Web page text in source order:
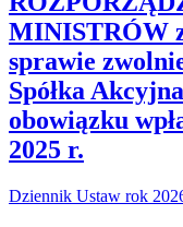
MINISTRÓW
sprawie
Spółka
obowiązku
2025 r.
Dziennik Ustaw rok